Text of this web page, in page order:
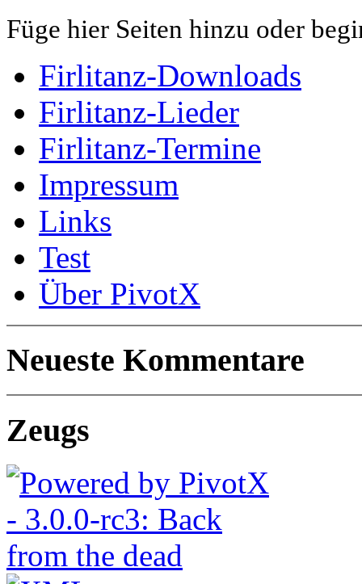
Füge hier Seiten hinzu oder
Firlitanz-Downloads
Firlitanz-Lieder
Firlitanz-Termine
Impressum
Links
Test
Über PivotX
Neueste Kommentare
Zeugs